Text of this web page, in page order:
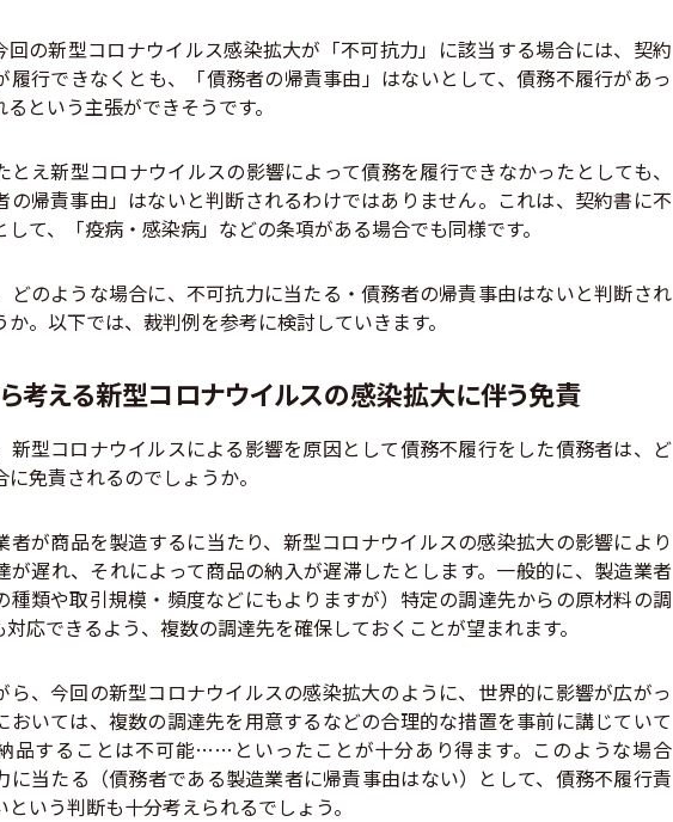
の新型コロナウイルス感染拡大が「不可抗力」に該当する場合には、契約
履行できなくとも、「債務者の帰責事由」はないとして、債務不履行があっ
という主張ができそうです。
え新型コロナウイルスの影響によって債務を履行できなかったとしても、
の帰責事由」はないと判断されるわけではありません。これは、契約書に不
して、「疫病・感染病」などの条項がある場合でも同様です。
のような場合に、不可抗力に当たる・債務者の帰責事由はないと判断され
か。以下では、裁判例を参考に検討していきます。
考える新型コロナウイルスの感染拡大に伴う免責
型コロナウイルスによる影響を原因として債務不履行をした債務者は、ど
免責されるのでしょうか。
が商品を製造するに当たり、新型コロナウイルスの感染拡大の影響により
が遅れ、それによって商品の納入が遅滞したとします。一般的に、製造業者
種類や取引規模・頻度などにもよりますが）特定の調達先からの原材料の調
応できるよう、複数の調達先を確保しておくことが望まれます。
、今回の新型コロナウイルスの感染拡大のように、世界的に影響が広がっ
おいては、複数の調達先を用意するなどの合理的な措置を事前に講じていて
品することは不可能……といったことが十分あり得ます。このような場合
に当たる（債務者である製造業者に帰責事由はない）として、債務不履行責
いう判断も十分考えられるでしょう。